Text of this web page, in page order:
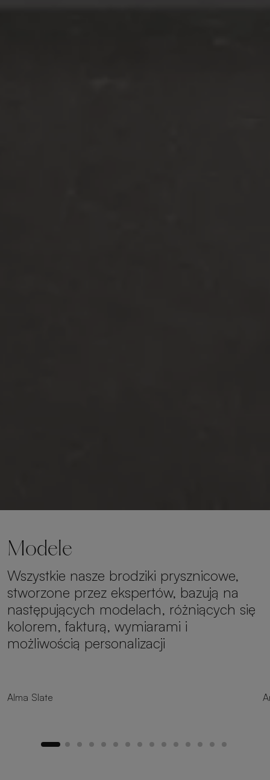
Modele
Wszystkie nasze brodziki prysznicowe,
stworzone przez ekspertów, bazują na
następujących modelach, różniących się
kolorem, fakturą, wymiarami i
możliwością personalizacji
Alma Slate